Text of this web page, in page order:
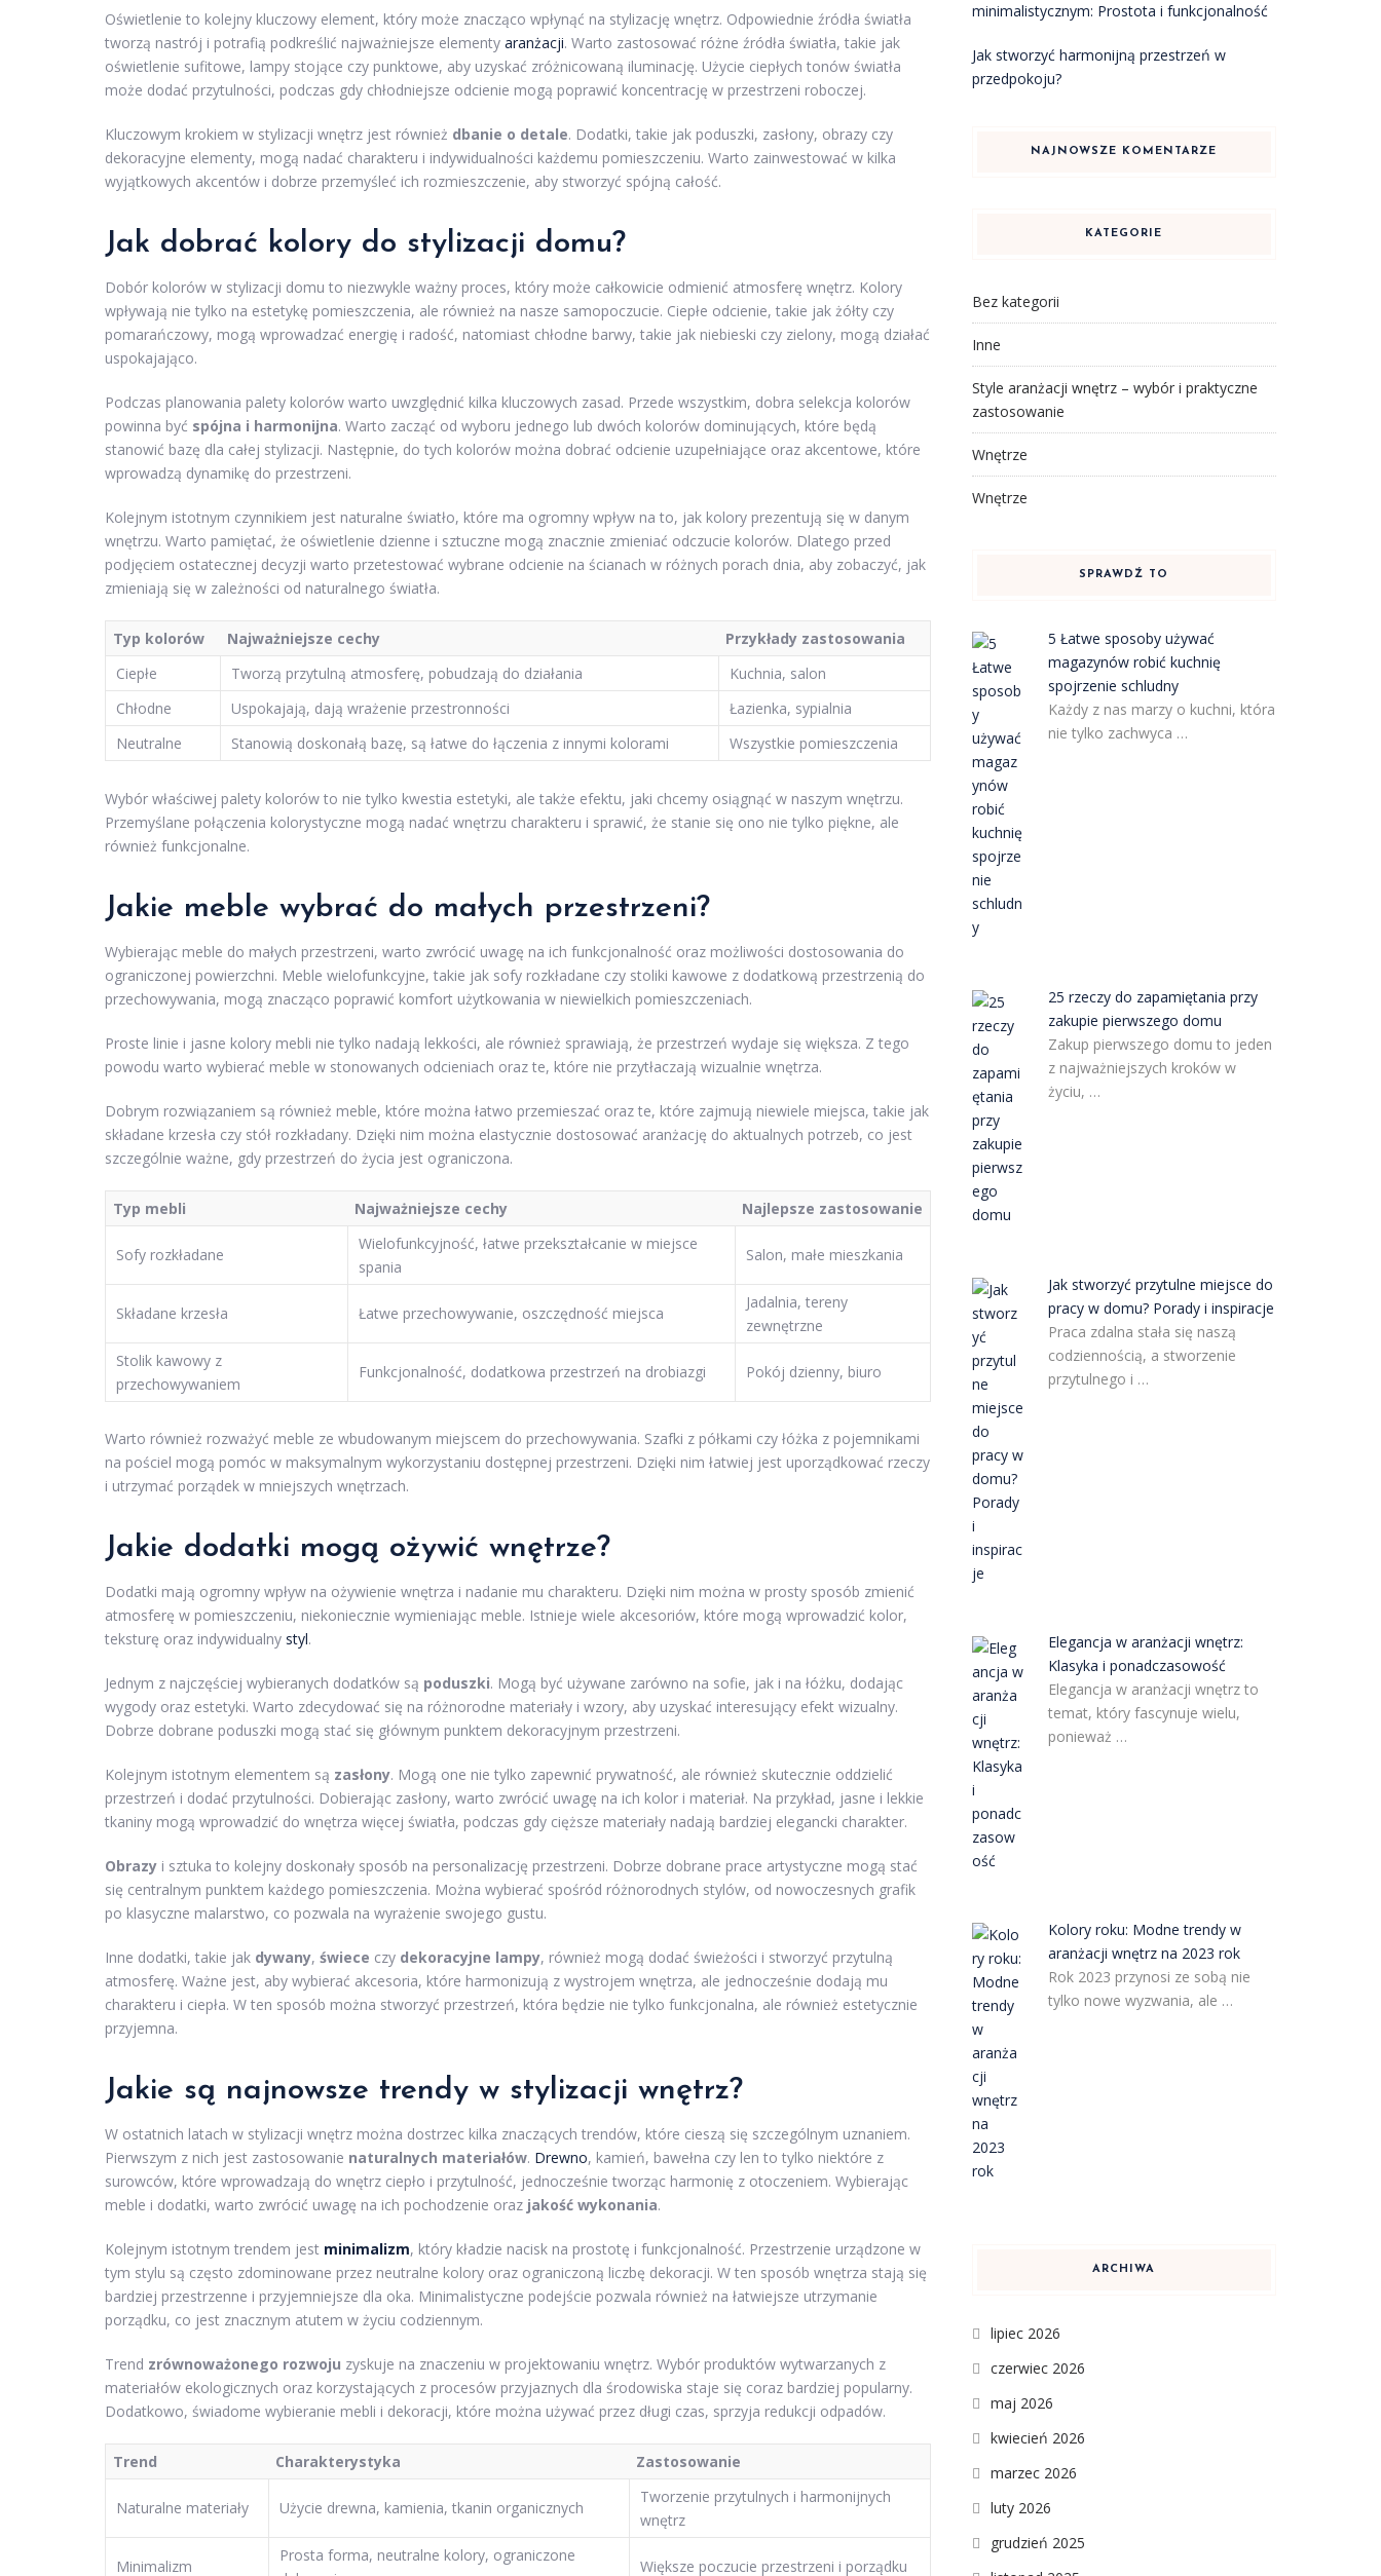
Oświetlenie to kolejny kluczowy element, który może znacząco wpłynąć na stylizację wnętrz. Odpowiednie źródła światła
tworzą nastrój i potrafią podkreślić najważniejsze elementy aranżacji. Warto zastosować różne źródła światła, takie jak
oświetlenie sufitowe, lampy stojące czy punktowe, aby uzyskać zróżnicowaną iluminację. Użycie ciepłych tonów światła
może dodać przytulności, podczas gdy chłodniejsze odcienie mogą poprawić koncentrację w przestrzeni roboczej.
Kluczowym krokiem w stylizacji wnętrz jest również dbanie o detale. Dodatki, takie jak poduszki, zasłony, obrazy czy
dekoracyjne elementy, mogą nadać charakteru i indywidualności każdemu pomieszczeniu. Warto zainwestować w kilka
wyjątkowych akcentów i dobrze przemyśleć ich rozmieszczenie, aby stworzyć spójną całość.
Jak dobrać kolory do stylizacji domu?
Dobór kolorów w stylizacji domu to niezwykle ważny proces, który może całkowicie odmienić atmosferę wnętrz. Kolory
wpływają nie tylko na estetykę pomieszczenia, ale również na nasze samopoczucie. Ciepłe odcienie, takie jak żółty czy
pomarańczowy, mogą wprowadzać energię i radość, natomiast chłodne barwy, takie jak niebieski czy zielony, mogą działać
uspokajająco.
Podczas planowania palety kolorów warto uwzględnić kilka kluczowych zasad. Przede wszystkim, dobra selekcja kolorów
powinna być spójna i harmonijna. Warto zacząć od wyboru jednego lub dwóch kolorów dominujących, które będą
stanowić bazę dla całej stylizacji. Następnie, do tych kolorów można dobrać odcienie uzupełniające oraz akcentowe, które
wprowadzą dynamikę do przestrzeni.
Kolejnym istotnym czynnikiem jest naturalne światło, które ma ogromny wpływ na to, jak kolory prezentują się w danym
wnętrzu. Warto pamiętać, że oświetlenie dzienne i sztuczne mogą znacznie zmieniać odczucie kolorów. Dlatego przed
podjęciem ostatecznej decyzji warto przetestować wybrane odcienie na ścianach w różnych porach dnia, aby zobaczyć, jak
zmieniają się w zależności od naturalnego światła.
Typ kolorów Najważniejsze cechy
Przykłady zastosowania
Ciepłe
Tworzą przytulną atmosferę, pobudzają do działania
Kuchnia, salon
Chłodne
Uspokajają, dają wrażenie przestronności
Łazienka, sypialnia
Neutralne
Stanowią doskonałą bazę, są łatwe do łączenia z innymi kolorami Wszystkie pomieszczenia
Wybór właściwej palety kolorów to nie tylko kwestia estetyki, ale także efektu, jaki chcemy osiągnąć w naszym wnętrzu.
Przemyślane połączenia kolorystyczne mogą nadać wnętrzu charakteru i sprawić, że stanie się ono nie tylko piękne, ale
również funkcjonalne.
Jakie meble wybrać do małych przestrzeni?
Wybierając meble do małych przestrzeni, warto zwrócić uwagę na ich funkcjonalność oraz możliwości dostosowania do
ograniczonej powierzchni. Meble wielofunkcyjne, takie jak sofy rozkładane czy stoliki kawowe z dodatkową przestrzenią do
przechowywania, mogą znacząco poprawić komfort użytkowania w niewielkich pomieszczeniach.
Proste linie i jasne kolory mebli nie tylko nadają lekkości, ale również sprawiają, że przestrzeń wydaje się większa. Z tego
powodu warto wybierać meble w stonowanych odcieniach oraz te, które nie przytłaczają wizualnie wnętrza.
Dobrym rozwiązaniem są również meble, które można łatwo przemieszać oraz te, które zajmują niewiele miejsca, takie jak
składane krzesła czy stół rozkładany. Dzięki nim można elastycznie dostosować aranżację do aktualnych potrzeb, co jest
szczególnie ważne, gdy przestrzeń do życia jest ograniczona.
Typ mebli Najważniejsze cechy Najlepsze zastosowanie
Sofy rozkładane
Wielofunkcyjność, łatwe przekształcanie w miejsce
spania
Salon, małe mieszkania
Składane krzesła Łatwe przechowywanie, oszczędność miejsca
Jadalnia, tereny
zewnętrzne
Stolik kawowy z
przechowywaniem
Funkcjonalność, dodatkowa przestrzeń na drobiazgi Pokój dzienny, biuro
Warto również rozważyć meble ze wbudowanym miejscem do przechowywania. Szafki z półkami czy łóżka z pojemnikami
na pościel mogą pomóc w maksymalnym wykorzystaniu dostępnej przestrzeni. Dzięki nim łatwiej jest uporządkować rzeczy
i utrzymać porządek w mniejszych wnętrzach.
Jakie dodatki mogą ożywić wnętrze?
Dodatki mają ogromny wpływ na ożywienie wnętrza i nadanie mu charakteru. Dzięki nim można w prosty sposób zmienić
atmosferę w pomieszczeniu, niekoniecznie wymieniając meble. Istnieje wiele akcesoriów, które mogą wprowadzić kolor,
teksturę oraz indywidualny styl.
Jednym z najczęściej wybieranych dodatków są poduszki. Mogą być używane zarówno na sofie, jak i na łóżku, dodając
wygody oraz estetyki. Warto zdecydować się na różnorodne materiały i wzory, aby uzyskać interesujący efekt wizualny.
Dobrze dobrane poduszki mogą stać się głównym punktem dekoracyjnym przestrzeni.
Kolejnym istotnym elementem są zasłony. Mogą one nie tylko zapewnić prywatność, ale również skutecznie oddzielić
przestrzeń i dodać przytulności. Dobierając zasłony, warto zwrócić uwagę na ich kolor i materiał. Na przykład, jasne i lekkie
tkaniny mogą wprowadzić do wnętrza więcej światła, podczas gdy cięższe materiały nadają bardziej elegancki charakter.
Obrazy i sztuka to kolejny doskonały sposób na personalizację przestrzeni. Dobrze dobrane prace artystyczne mogą stać
się centralnym punktem każdego pomieszczenia. Można wybierać spośród różnorodnych stylów, od nowoczesnych grafik
po klasyczne malarstwo, co pozwala na wyrażenie swojego gustu.
Inne dodatki, takie jak dywany, świece czy dekoracyjne lampy, również mogą dodać świeżości i stworzyć przytulną
atmosferę. Ważne jest, aby wybierać akcesoria, które harmonizują z wystrojem wnętrza, ale jednocześnie dodają mu
charakteru i ciepła. W ten sposób można stworzyć przestrzeń, która będzie nie tylko funkcjonalna, ale również estetycznie
przyjemna.
Jakie są najnowsze trendy w stylizacji wnętrz?
W ostatnich latach w stylizacji wnętrz można dostrzec kilka znaczących trendów, które cieszą się szczególnym uznaniem.
Pierwszym z nich jest zastosowanie naturalnych materiałów. Drewno, kamień, bawełna czy len to tylko niektóre z
surowców, które wprowadzają do wnętrz ciepło i przytulność, jednocześnie tworząc harmonię z otoczeniem. Wybierając
meble i dodatki, warto zwrócić uwagę na ich pochodzenie oraz jakość wykonania.
Kolejnym istotnym trendem jest minimalizm, który kładzie nacisk na prostotę i funkcjonalność. Przestrzenie urządzone w
tym stylu są często zdominowane przez neutralne kolory oraz ograniczoną liczbę dekoracji. W ten sposób wnętrza stają się
bardziej przestrzenne i przyjemniejsze dla oka. Minimalistyczne podejście pozwala również na łatwiejsze utrzymanie
porządku, co jest znacznym atutem w życiu codziennym.
Trend zrównoważonego rozwoju zyskuje na znaczeniu w projektowaniu wnętrz. Wybór produktów wytwarzanych z
materiałów ekologicznych oraz korzystających z procesów przyjaznych dla środowiska staje się coraz bardziej popularny.
Dodatkowo, świadome wybieranie mebli i dekoracji, które można używać przez długi czas, sprzyja redukcji odpadów.
Trend Charakterystyka Zastosowanie
Naturalne materiały Użycie drewna, kamienia, tkanin organicznych
Tworzenie przytulnych i harmonijnych
wnętrz
Minimalizm
Prosta forma, neutralne kolory, ograniczone
Większe poczucie przestrzeni i porządku
minimalistycznym: Prostota i funkcjonalność
Jak stworzyć harmonijną przestrzeń w
przedpokoju?
NAJNOWSZE KOMENTARZE
KATEGORIE
Bez kategorii
Inne
Style aranżacji wnętrz – wybór i praktyczne
zastosowanie
Wnętrze
Wnętrze
SPRAWDŹ TO
5 Łatwe sposoby używać
magazynów robić kuchnię
spojrzenie schludny
Każdy z nas marzy o kuchni, która
nie tylko zachwyca …
25 rzeczy do zapamiętania przy
zakupie pierwszego domu
Zakup pierwszego domu to jeden
z najważniejszych kroków w
życiu, …
Jak stworzyć przytulne miejsce do
pracy w domu? Porady i inspiracje
Praca zdalna stała się naszą
codziennością, a stworzenie
przytulnego i …
Elegancja w aranżacji wnętrz:
Klasyka i ponadczasowość
Elegancja w aranżacji wnętrz to
temat, który fascynuje wielu,
ponieważ …
Kolory roku: Modne trendy w
aranżacji wnętrz na 2023 rok
Rok 2023 przynosi ze sobą nie
tylko nowe wyzwania, ale …
ARCHIWA
lipiec 2026
czerwiec 2026
maj 2026
kwiecień 2026
marzec 2026
luty 2026
grudzień 2025